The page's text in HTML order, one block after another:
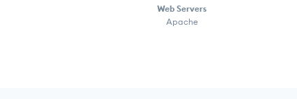
Web Servers
Apache